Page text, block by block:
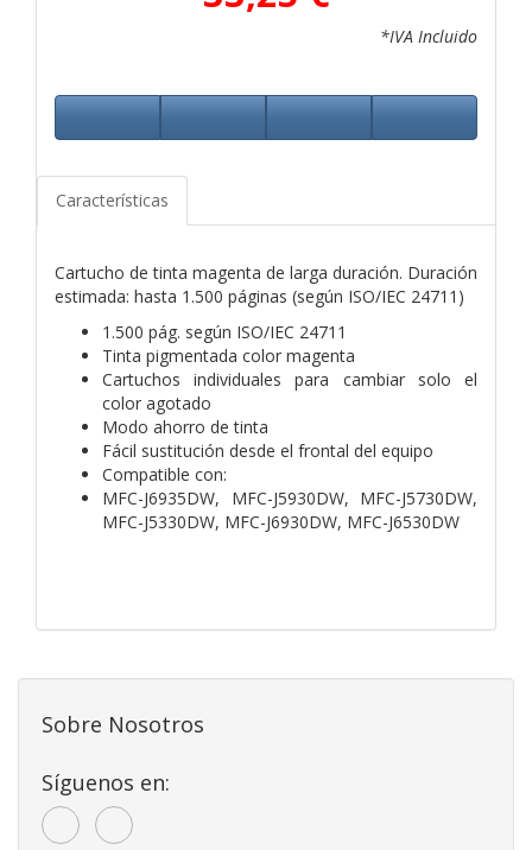
*IVA Incluido
Características
Cartucho de tinta magenta de larga duración. Duración
estimada: hasta 1.500 páginas (según ISO/IEC 24711)
1.500 pág. según ISO/IEC 24711
Tinta pigmentada color magenta
Cartuchos individuales para cambiar solo el
color agotado
Modo ahorro de tinta
Fácil sustitución desde el frontal del equipo
Compatible con:
MFC-J6935DW, MFC-J5930DW, MFC-J5730DW,
MFC-J5330DW, MFC-J6930DW, MFC-J6530DW
Sobre Nosotros
Síguenos en: